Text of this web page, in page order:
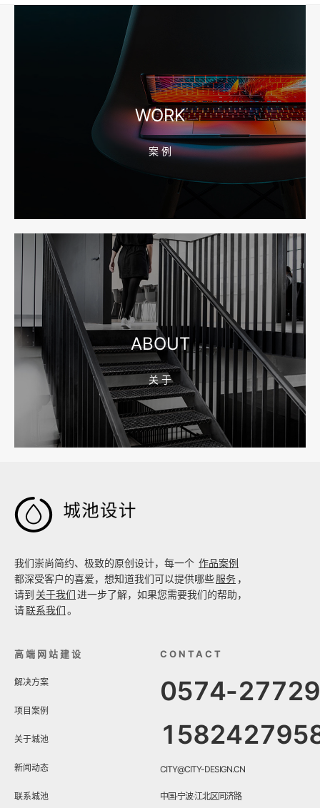
宁波高端网站建设公司推荐，移动端验收别放到最后
宁波网站建设报价怎么看？合同、源码和后台要先写清
2026-08-04 17:55:09
宁波制造业网站建设公司怎么选？先看产品询盘字段
2026-08-02 17:58:44
工厂短视频拍摄后，怎样放进官网帮助客户判断实力
WORK
案 例
ABOUT
关 于

我们崇尚简约、极致的原创设计，每一个 作品案例
都深受客户的喜爱，想知道我们可以提供哪些服务 ，
请到 关于我们进一步了解，如果您需要我们的帮助，
请联系我们。
高端网站建设
解决方案
项目案例
关于城池
新闻动态
联系城池
CONTACT
0574-
CITY@CITY-DESIGN.CN
中国·宁波·江北区同济路